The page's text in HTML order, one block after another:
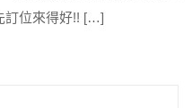
訂位來得好!! […]